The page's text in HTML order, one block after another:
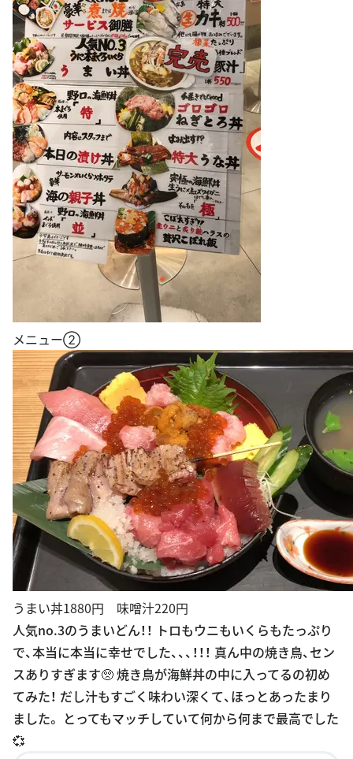
メニュー②
うまい丼1880円 味噌汁220円
人気no.3のうまいどん！！ トロもウニもいくらもたっぷり
で、本当に本当に幸せでした、、、！！！ 真ん中の焼き鳥、セン
スありすぎます🥺 焼き鳥が海鮮丼の中に入ってるの初め
てみた！ だし汁もすごく味わい深くて、ほっとあったまり
ました。 とってもマッチしていて何から何まで最高でした
💞